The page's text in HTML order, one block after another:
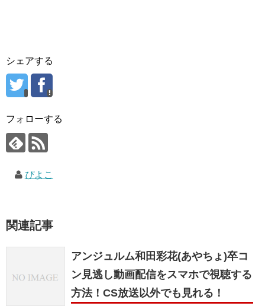
シェアする
フォローする
ぴよこ
関連記事
アンジュルム和田彩花(あやちょ)卒コ
ン見逃し動画配信をスマホで視聴する
方法！CS放送以外でも見れる！